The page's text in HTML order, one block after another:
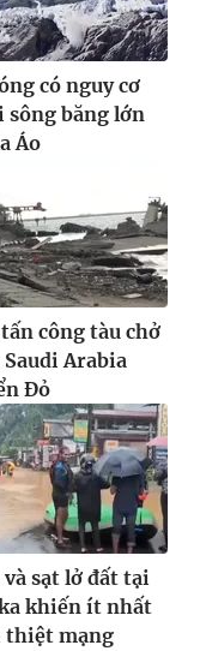
có nguy cơ
sông băng lớn
Áo
công tàu chở
Saudi Arabia
Đỏ
sạt lở đất tại
khiến ít nhất
thiệt mạng